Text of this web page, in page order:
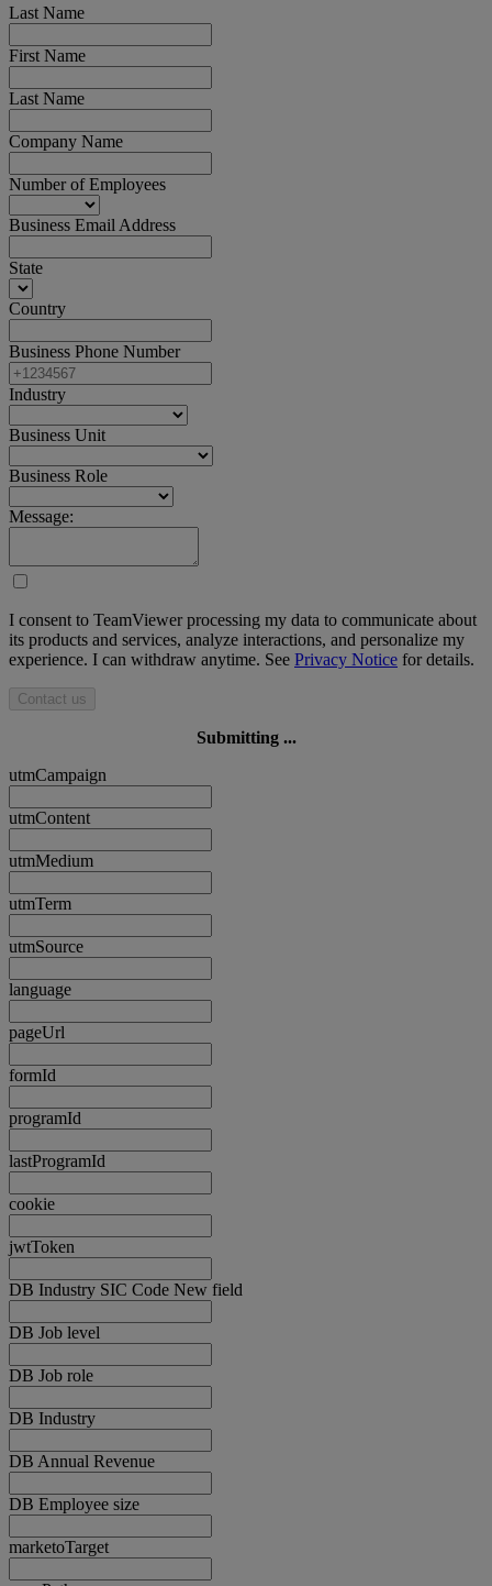
Last Name
First Name
Last Name
Company Name
Number of Employees
Business Email Address
State
Country
Business Phone Number
Industry
Business Unit
Business Role
Message:
I consent to TeamViewer processing my data to communicate about
its products and services, analyze interactions, and personalize my
experience. I can withdraw anytime. See Privacy Notice for details.
Contact us
Submitting ...
utmCampaign
utmContent
utmMedium
utmTerm
utmSource
language
pageUrl
formId
programId
lastProgramId
cookie
jwtToken
DB Industry SIC Code New field
DB Job level
DB Job role
DB Industry
DB Annual Revenue
DB Employee size
marketoTarget